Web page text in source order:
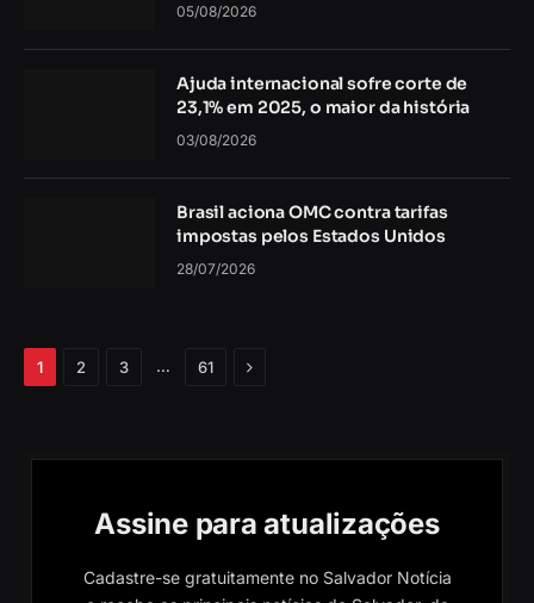
05/08/2026
Ajuda internacional sofre corte de
23,1% em 2025, o maior da história
03/08/2026
Brasil aciona OMC contra tarifas
impostas pelos Estados Unidos
28/07/2026
1 2 3 … 61 Próximo
Assine para atualizações
Cadastre-se gratuitamente no Salvador Notícia